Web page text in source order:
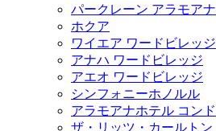
パークレーン アラモアナ
ホクア
ワイエア ワードビレッジ
アナハ ワードビレッジ
アエオ ワードビレッジ
シンフォニーホノルル
アラモアナホテル コンド
ザ・リッツ・カールトン